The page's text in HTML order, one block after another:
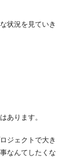
状況を見ていき
あります。
ジェクトで大き
なんてしたくな